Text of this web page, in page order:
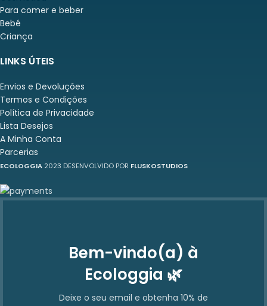
Para comer e beber
Bebé
Criança
LINKS ÚTEIS
Envios e Devoluções
Termos e Condições
Política de Privacidade
Lista Desejos
A Minha Conta
Parcerias
ECOLOGGIA 2023 DESENVOLVIDO POR FLUSKOSTUDIOS
Bem-vindo(a) à
Ecologgia 🌿
Deixe o seu email e obtenha 10% de